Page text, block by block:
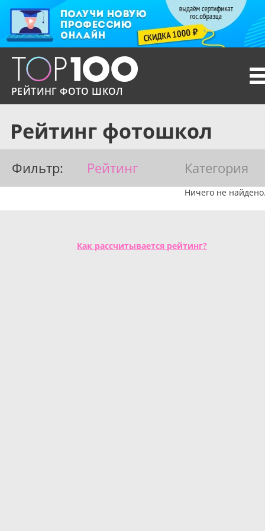
РЕЙТИНГ ФОТО ШКОЛ
Рейтинг фотошкол
Фильтр: Рейтинг Категория
Ничего не
Как рассчитывается рейтинг?